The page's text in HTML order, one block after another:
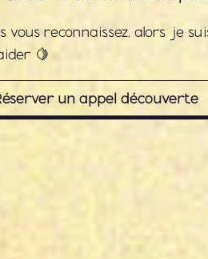
vous reconnaissez, alors je
🍋
un appel découverte